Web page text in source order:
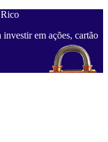
Rico
em ações, cartão